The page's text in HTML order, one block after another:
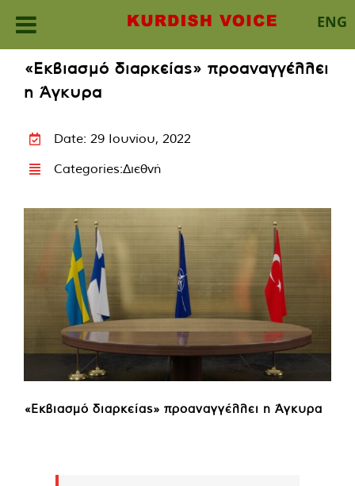
ENG
content
«Εκβιασμό διαρκείας» προαναγγέλλει
η Άγκυρα
Date: 29 Ιουνίου, 2022
Categories:Διεθνή
«Εκβιασμό διαρκείας» προαναγγέλλει η Άγκυρα